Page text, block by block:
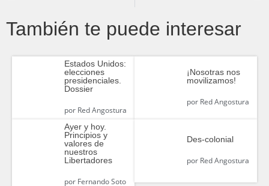
También te puede interesar
Estados Unidos:
elecciones
presidenciales.
Dossier
porRed Angostura
¡Nosotras nos
movilizamos!
porRed Angostura
Ayer y hoy.
Principios y
valores de
nuestros
Libertadores
porFernando Soto
Des-colonial
porRed Angostura